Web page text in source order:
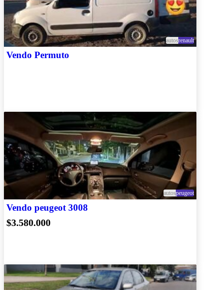
autosrenault
Vendo Permuto
autospeugeot
Vendo peugeot 3008
$3.580.000